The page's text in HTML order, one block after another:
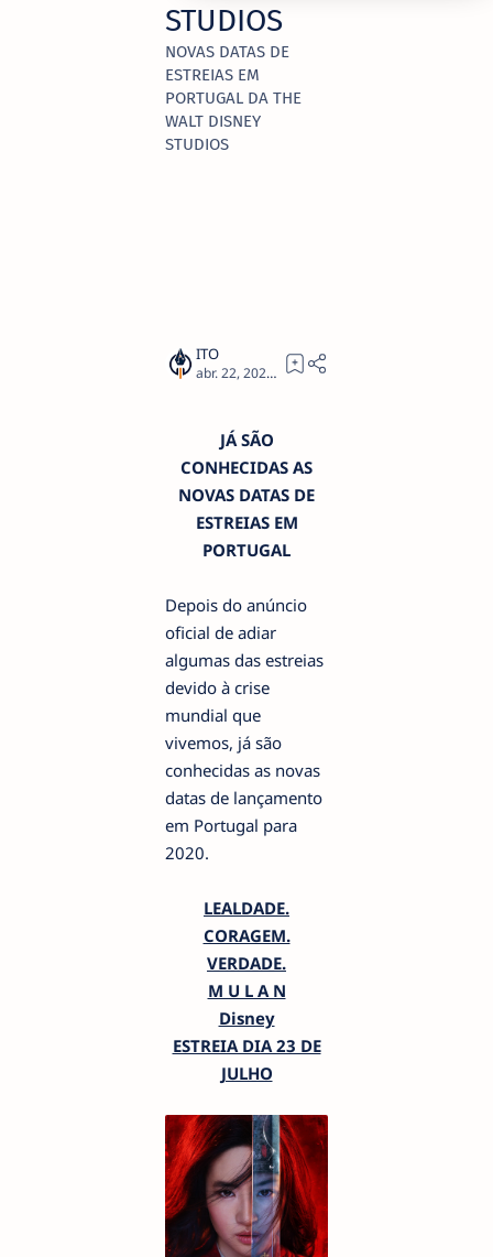
STUDIOS
NOVAS DATAS DE
ESTREIAS EM
PORTUGAL DA THE
WALT DISNEY
STUDIOS
3
JÁ SÃO
CONHECIDAS AS
NOVAS DATAS DE
ESTREIAS EM
PORTUGAL
Depois do anúncio
oficial de adiar
algumas das estreias
devido à crise
mundial que
vivemos, já são
conhecidas as novas
datas de lançamento
em Portugal para
2020.
LEALDADE.
CORAGEM.
VERDADE.
M U L A N
Disney
ESTREIA DIA 23 DE
JULHO